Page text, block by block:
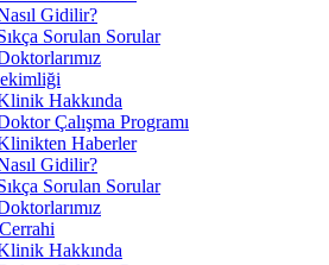
Gidilir?
Sorulan Sorular
Hakkında
Çalışma Programı
Haberler
Gidilir?
Sorulan Sorular
Hakkında